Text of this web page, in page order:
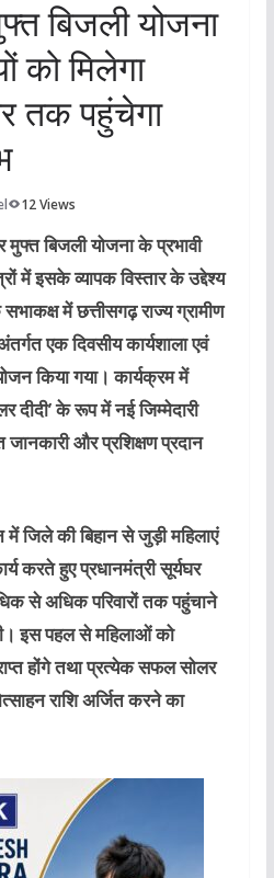
बिजली योजना
को मिलेगा
तक पहुंचेगा
12 Views
मुफ्त बिजली योजना के प्रभावी
में इसके व्यापक विस्तार के उद्देश्य
में छत्तीसगढ़ राज्य ग्रामीण
एक दिवसीय कार्यशाला एवं
किया गया। कार्यक्रम में
दीदी’ के रूप में नई जिम्मेदारी
और प्रशिक्षण प्रदान
में जिले की बिहान से जुड़ी महिलाएं
करते हुए प्रधानमंत्री सूर्यघर
से अधिक परिवारों तक पहुंचाने
इस पहल से महिलाओं को
होंगे तथा प्रत्येक सफल सोलर
राशि अर्जित करने का